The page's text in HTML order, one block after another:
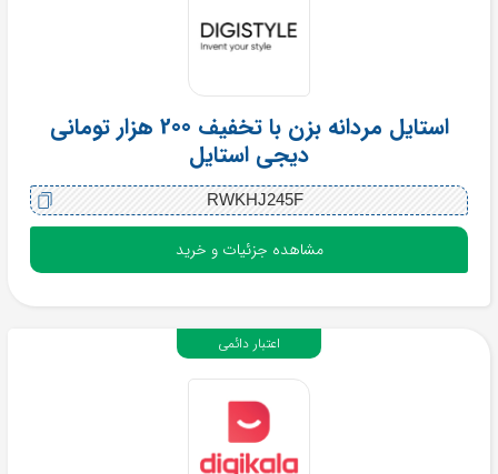
استایل مردانه بزن با تخفیف 200 هزار تومانی
دیجی استایل
RWKHJ245F
مشاهده جزئیات و خرید
اعتبار دائمی